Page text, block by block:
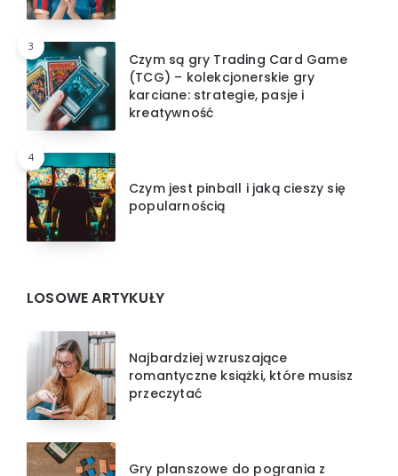
3
Czym są gry Trading Card Game
(TCG) – kolekcjonerskie gry
karciane: strategie, pasje i
kreatywność
4
Czym jest pinball i jaką cieszy się
popularnością
LOSOWE ARTYKUŁY
Najbardziej wzruszające
romantyczne książki, które musisz
przeczytać
Gry planszowe do pogrania z